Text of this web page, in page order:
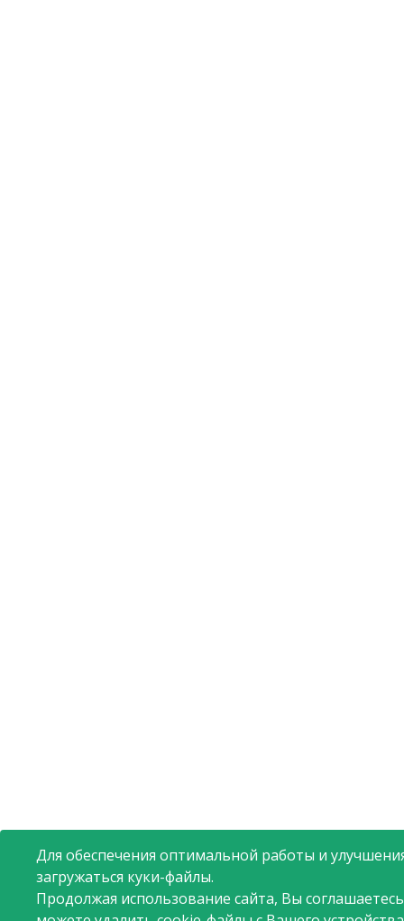
Для обеспечения оптимальной работы и
загружаться куки-файлы.
Продолжая использование сайта, Вы